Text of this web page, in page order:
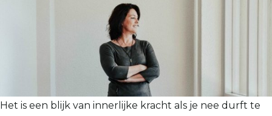
Het is een blijk van innerlijke kracht als je nee durft te